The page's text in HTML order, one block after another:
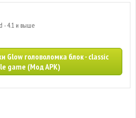
- 4.1 и выше
Glow головоломка блок - classic
game (Мод APK)